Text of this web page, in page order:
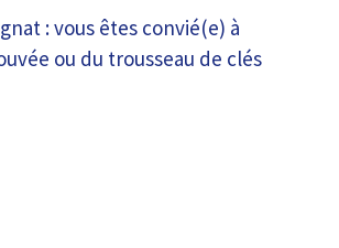
: vous êtes convié(e) à
ou du trousseau de clés